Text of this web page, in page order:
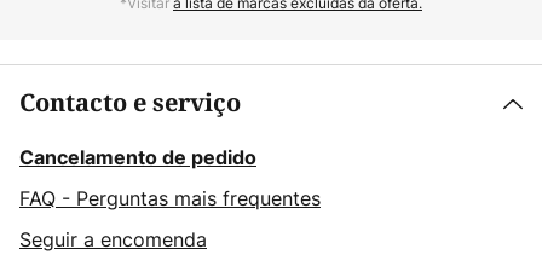
Contacto e serviço
Cancelamento de pedido
FAQ - Perguntas mais frequentes
Seguir a encomenda